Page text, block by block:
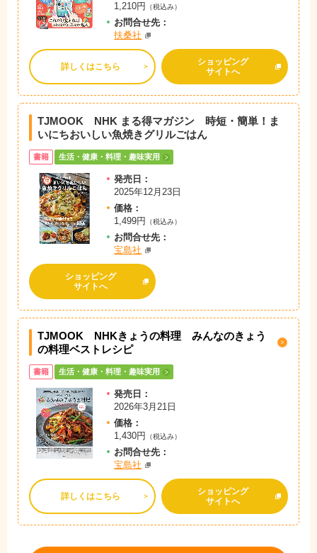
1,210円
（税込み）
お問合せ先：
扶桑社
詳しくはこちら
ショッピング
サイトへ
TJMOOK NHK まる得マガジン 時短・簡単！ま
いにちおいしい魚焼きグリルごはん
書籍 生活・健康・料理・趣味実用
発売日：
2025年12月23日
価格：
1,499円
（税込み）
お問合せ先：
宝島社
ショッピング
サイトへ
TJMOOK NHKきょうの料理 みんなのきょう
の料理ベストレシピ
書籍 生活・健康・料理・趣味実用
発売日：
2026年3月21日
価格：
1,430円
（税込み）
お問合せ先：
宝島社
詳しくはこちら
ショッピング
サイトへ